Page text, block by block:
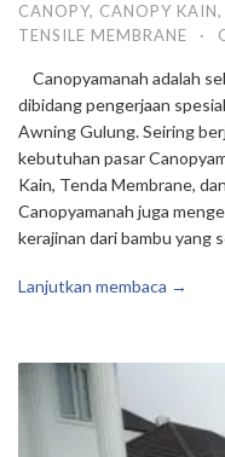
CANOPY, CANOPY KAIN,
TENSILE MEMBRANE
·
Canopyamanah adalah
dibidang pengerjaan
Awning Gulung. Seiring
kebutuhan pasar
Kain, Tenda Membrane,
Canopyamanah juga
kerajinan dari bambu yang
Lanjutkan membaca →